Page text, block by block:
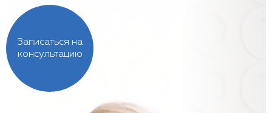
Записаться на
консультацию